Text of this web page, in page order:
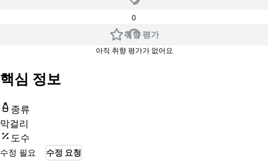
0
취향 평가
아직 취향 평가가 없어요
핵심 정보
종류
막걸리
도수
수정 필요 수정 요청